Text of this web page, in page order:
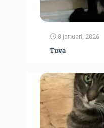
8 januari, 2026
Tuva